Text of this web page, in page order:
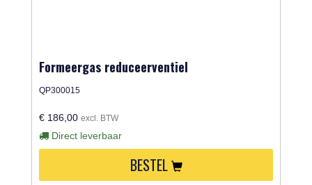
Formeergas reduceerventiel
QP300015
€ 186,00 excl. BTW
Direct leverbaar
BESTEL